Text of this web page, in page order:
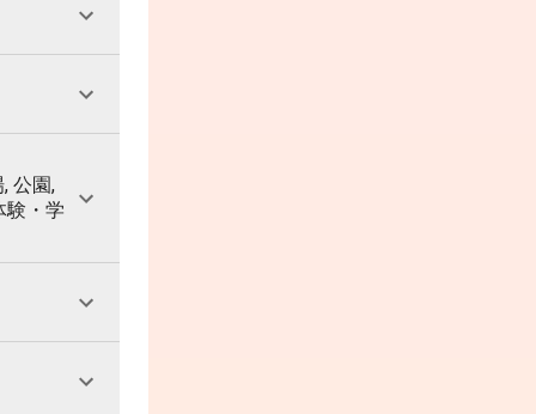
公園,
験・学